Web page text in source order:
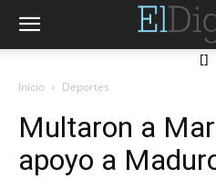
[]
Inicio Deportes
Multaron a
apoyo a